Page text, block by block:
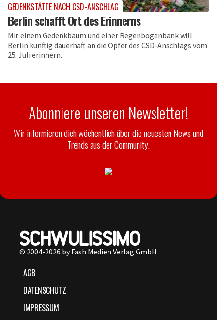
GEDENKSTÄTTE NACH CSD-ANSCHLAG
Berlin schafft Ort des Erinnerns
Mit einem Gedenkbaum und einer Regenbogenbank will
Berlin künftig dauerhaft an die Opfer des CSD-Anschlags vom
25. Juli erinnern.
Abonniere unseren Newsletter!
Wir informieren dich wöchentlich über die neuesten News und
Trends aus der Community.
© 2004-2026 by Fash Medien Verlag GmbH
AGB
DATENSCHUTZ
IMPRESSUM